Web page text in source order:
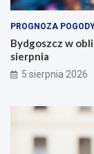
PROGNOZA
Bydgoszcz w
sierpnia
5 sierpnia 2026